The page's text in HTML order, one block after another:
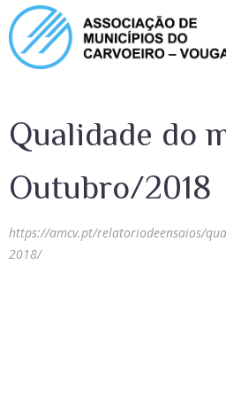
Qualidade do
Outubro/2018
https://amcv.pt/relatoriodeensaios/
2018/